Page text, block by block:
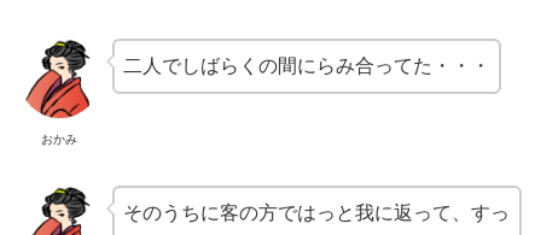
おかみ
二人でしばらくの間にらみ合ってた・・・
そのうちに客の方ではっと我に返って、すっ